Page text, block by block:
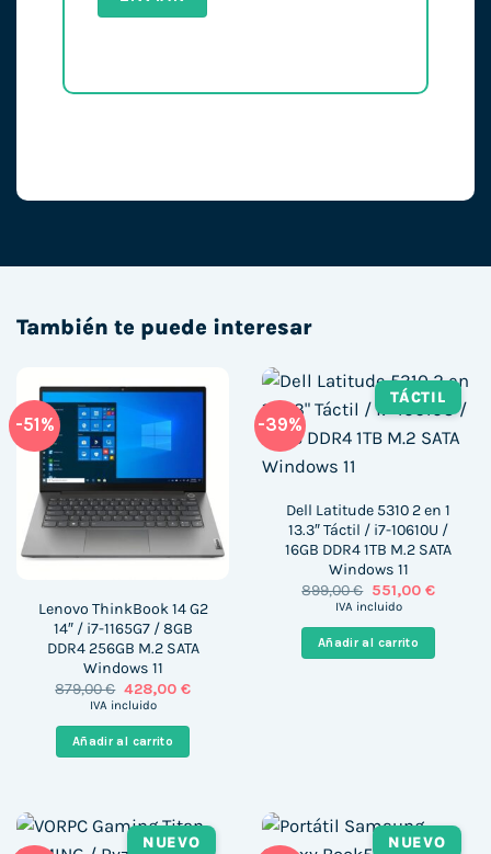
También te puede interesar
-51%
Lenovo ThinkBook 14 G2
14″ / i7-1165G7 / 8GB
DDR4 256GB M.2 SATA
Windows 11
879,00€ El
precio
era:
879,00 €.
428,00 €El
es:
IVA incluido
Añadir al carrito
-39%
TÁCTIL
Dell Latitude 5310 2 en 1
13.3″ Táctil / i7-10610U /
16GB DDR4 1TB M.2 SATA
Windows 11
899,00€ El
precio
era:
899,00 €.
551,00 €El
es:
IVA incluido
Añadir al carrito
NUEVO
NUEVO